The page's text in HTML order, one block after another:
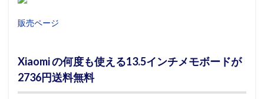
販売ページ
Xiaomi の何度も使える13.5インチメモボードが
2736円送料無料